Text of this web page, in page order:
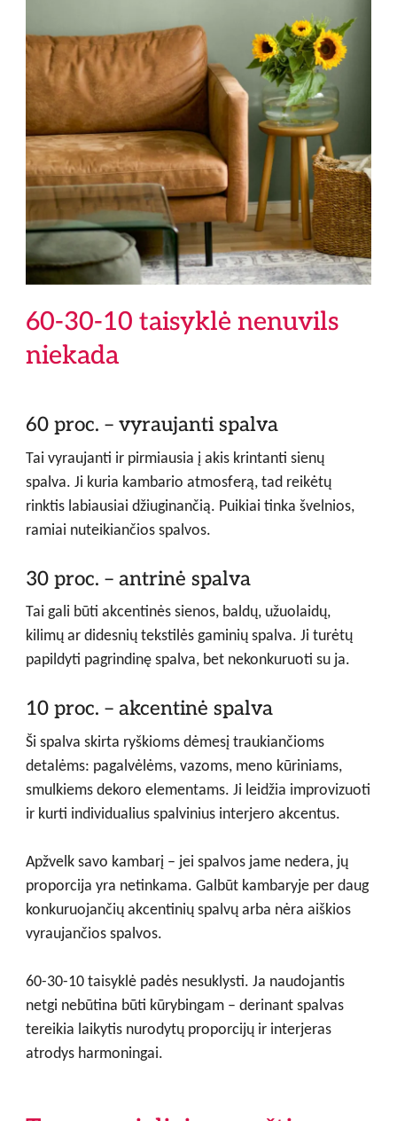
60-30-10 taisyklė nenuvils
niekada
60 proc. – vyraujanti spalva
Tai vyraujanti ir pirmiausia į akis krintanti sienų
spalva. Ji kuria kambario atmosferą, tad reikėtų
rinktis labiausiai džiuginančią. Puikiai tinka švelnios,
ramiai nuteikiančios spalvos.
30 proc. – antrinė spalva
Tai gali būti akcentinės sienos, baldų, užuolaidų,
kilimų ar didesnių tekstilės gaminių spalva. Ji turėtų
papildyti pagrindinę spalva, bet nekonkuruoti su ja.
10 proc. – akcentinė spalva
Ši spalva skirta ryškioms dėmesį traukiančioms
detalėms: pagalvėlėms, vazoms, meno kūriniams,
smulkiems dekoro elementams. Ji leidžia improvizuoti
ir kurti individualius spalvinius interjero akcentus.
Apžvelk savo kambarį – jei spalvos jame nedera, jų
proporcija yra netinkama. Galbūt kambaryje per daug
konkuruojančių akcentinių spalvų arba nėra aiškios
vyraujančios spalvos.
60-30-10 taisyklė padės nesuklysti. Ja naudojantis
netgi nebūtina būti kūrybingam – derinant spalvas
tereikia laikytis nurodytų proporcijų ir interjeras
atrodys harmoningai.